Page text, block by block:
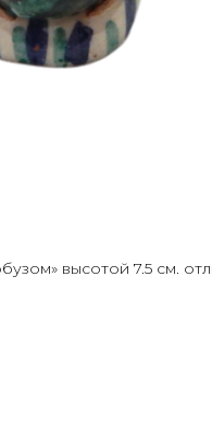
высотой 7.5 см.